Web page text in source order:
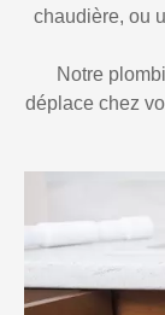
chaudière, ou
Notre
déplace chez